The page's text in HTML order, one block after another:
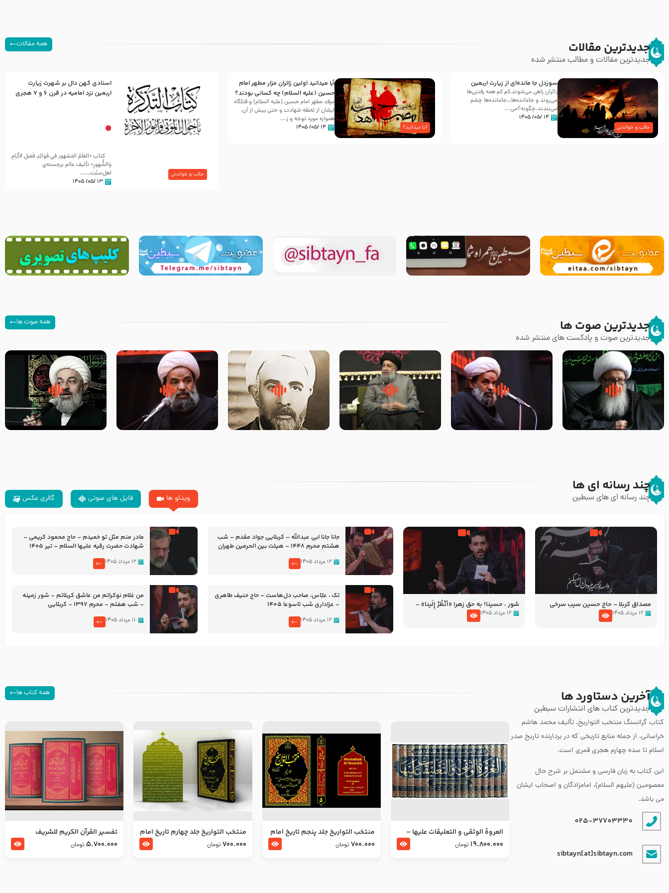
جدیدترین مقالات
جدیدترین مقالات و مطالب منتشر شده
همه مقالات
جالب و خواندنی
سوزدل جا مانده‌ای از زیارت اربعین
زائران راهی می‌شوند،کم‌ کم همه رفتنی‌ها
می‌روند و جامانده‌ها…جامانده‌ها چشم
می‌بندند.چگونه؟می‌...
۱۴ /۰۵/ ۱۴۰۵
آیا میدانید؟
آیا میدانید اولین زائران مزار مطهر امام
حسین (علیه السلام) چه کسانی بودند؟
مرقد مطهر امام حسین (علیه السلام) و قتلگاه
ایشان از لحظه شهادت و حتی پیش از آن،
همواره مورد توجه و ز...
۱۴ /۰۵/ ۱۴۰۵
جالب و خواندنی
اسنادی کهن دال بر شهرت زیارت
اربعین نزد امامیه در قرن ۶ و ۷ هجری
کتاب «العَلَمُ المَشهور في فَوائِدِ فَضلِ الأيّامِ
وَالشُّهورِ» تألیف عالم برجسته‌ی
اهل‌سنّت…...
۱۳ /۰۵/ ۱۴۰۵
جدیدترین صوت ها
جدیدترین صوت و پادکست های منتشر شده
همه صوت ها
زوّار اربعین امام حسین (علیه
السلام) با این اشتیاق به زیارت
روضه جانسوز پاره های جگر امام
حسن مجتبی علیه السلام-حجت
لقب حضرت رقیه سلام الله علیها
به چه معناست – حجت الاسلام
روضه‌ی مجلس یزید ملعون و
اسارت اهل‌بیت علیهم‌السلام –
سلام جوانی که امام حسین علیه
السلام خودش جوابش را دادند
زیارتی که اسباب رزق زیاد و عمر
طولانی است حجت السلام حسین
چند رسانه ای ها
چند رسانه ای های سبطین ویدئو ها فایل های صوتی گالری عکس
مصداق کربلا – حاج حسین سیب سرخی
۱۲ مرداد ۱۴۰۵
شور ، حسینا! به‌ حق زهرا «أُنْظُرْ إِلَینا» –
عزاداری شب هفتم ماه محرّم 1405
۱۲ مرداد ۱۴۰۵
جانا جانا ابی عبدالله – کربلایی جواد مقدم – شب
هشتم محرم 1448 – هیئت بین الحرمین طهران
۱۲ مرداد ۱۴۰۵
مادر منم مثل تو خمیدم – حاج محمود کریمی –
شهادت حضرت رقیه علیها السلام – تیر ۱۴۰۵
۱۲ مرداد ۱۴۰۵
تک ، عبّاس، صاحب دل‌هاست – حاج حنیف طاهری
– عزاداری شب تاسوعا 1405
۱۲ مرداد ۱۴۰۵
من غلام نوکراتم من عاشق کربلاتم – شور زمینه
– شب هفتم – محرم 1397 – کربلایی
۱۱ مرداد ۱۴۰۵
آخرین دستاورد ها
جدیدترین کتاب های انتشارات سبطین
همه کتاب ها
کتاب گرانسنگ منتخب التواريخ، تألیف محمد هاشم
خراسانی، از جمله منابع تاریخی که در بردارنده تاریخ صدر
اسلام تا سده چهارم هجری قمری است.
این کتاب به زبان فارسی و مشتمل بر شرح حال
معصومین (علیهم السلام)، امامزادگان و اصحاب ایشان
می باشد.
025-37703330
sibtayn[at]sibtayn.com
العروة الوثقى و التعليقات عليها –
طرح جدید
19.800.000 تومان
منتخب التواریخ جلد پنجم تاریخ امام
جعفر صادق و امام موسی بن جعفر
700.000 تومان
منتخب التواریخ جلد چهارم تاریخ امام
زین العابدین و امام محمد باقر
700.000 تومان
تفسير القرآن الكريم للشريف
المرتضي قدس سرّه
5.700.000 تومان